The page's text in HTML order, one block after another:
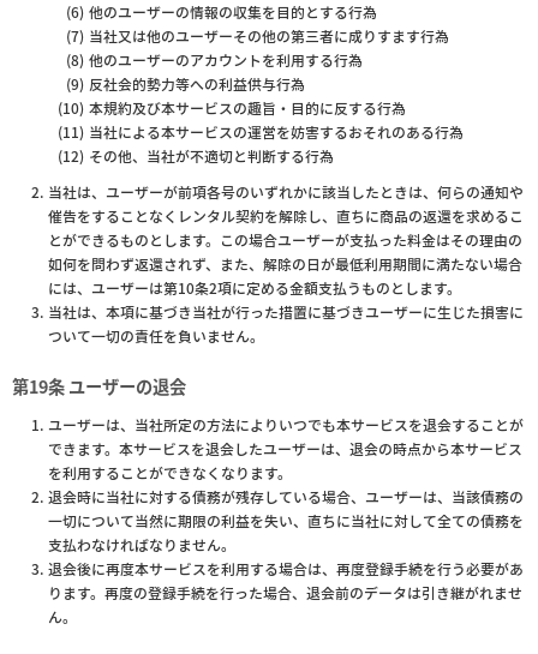
他のユーザーの情報の収集を目的とする行為
当社又は他のユーザーその他の第三者に成りすます行為
他のユーザーのアカウントを利用する行為
反社会的勢力等への利益供与行為
本規約及び本サービスの趣旨・目的に反する行為
当社による本サービスの運営を妨害するおそれのある行為
その他、当社が不適切と判断する行為
当社は、ユーザーが前項各号のいずれかに該当したときは、何らの通知や
催告をすることなくレンタル契約を解除し、直ちに商品の返還を求めるこ
とができるものとします。この場合ユーザーが支払った料金はその理由の
如何を問わず返還されず、また、解除の日が最低利用期間に満たない場合
には、ユーザーは第10条2項に定める金額支払うものとします。
当社は、本項に基づき当社が行った措置に基づきユーザーに生じた損害に
ついて一切の責任を負いません。
第19条 ユーザーの退会
ユーザーは、当社所定の方法によりいつでも本サービスを退会することが
できます。本サービスを退会したユーザーは、退会の時点から本サービス
を利用することができなくなります。
退会時に当社に対する債務が残存している場合、ユーザーは、当該債務の
一切について当然に期限の利益を失い、直ちに当社に対して全ての債務を
支払わなければなりません。
退会後に再度本サービスを利用する場合は、再度登録手続を行う必要があ
ります。再度の登録手続を行った場合、退会前のデータは引き継がれませ
ん。